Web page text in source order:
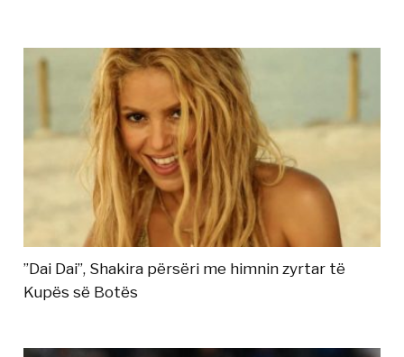
”Dai Dai”, Shakira përsëri me himnin zyrtar të
Kupës së Botës